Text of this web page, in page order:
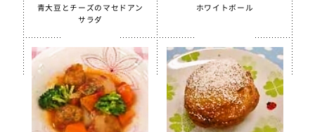
【只今休売中】スクールかにボール
全学栄 枝豆とじゃこの元気ボール
全学栄 野菜ミックスボール
全学栄 ニューミートップ
検索
青大豆とチーズのマセドアン
サラダ
ホワイトボール